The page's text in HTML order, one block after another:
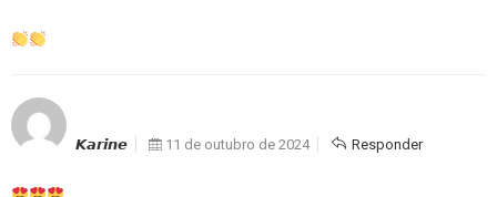
𝙆𝙖𝙧𝙞𝙣𝙚 11 de outubro de 2024 Responder